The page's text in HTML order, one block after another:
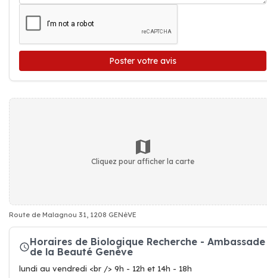
Poster votre avis
Cliquez pour afficher la carte
Route de Malagnou 31, 1208 GENèVE
Horaires de Biologique Recherche - Ambassade
de la Beauté Genève
lundi au vendredi <br /> 9h - 12h et 14h - 18h